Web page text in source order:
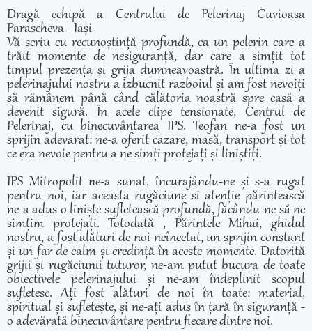
Dragă echipă a Centrului de Pelerinaj Cuvioasa
Parascheva - Iași
Vă scriu cu recunoștință profundă, ca un pelerin care a
trăit momente de nesiguranță, dar care a simțit tot
timpul prezența și grija dumneavoastră. În ultima zi a
pelerinajului nostru a izbucnit razboiul și am fost nevoiți
să rămânem până când călătoria noastră spre casă a
devenit sigură. În acele clipe tensionate, Centrul de
Pelerinaj, cu binecuvântarea IPS. Teofan ne-a fost un
sprijin adevarat: ne-a oferit cazare, masă, transport și tot
ce era nevoie pentru a ne simți protejați și liniștiți.
IPS Mitropolit ne-a sunat, încurajându-ne și s-a rugat
pentru noi, iar aceasta rugăciune si atenție părintească
ne-a adus o liniște sufletească profundă, făcându-ne să ne
simțim protejați. Totodată , Părintele Mihai, ghidul
nostru, a fost alături de noi neîncetat, un sprijin constant
și un far de calm și credință în aceste momente. Datorită
grijii și rugăciunii tuturor, ne-am putut bucura de toate
obiectivele pelerinajului și ne-am îndeplinit scopul
sufletesc. Ați fost alături de noi în toate: material,
spiritual și sufletește, și ne-ați adus în țară în siguranță -
o adevărată binecuvântare pentru fiecare dintre noi.